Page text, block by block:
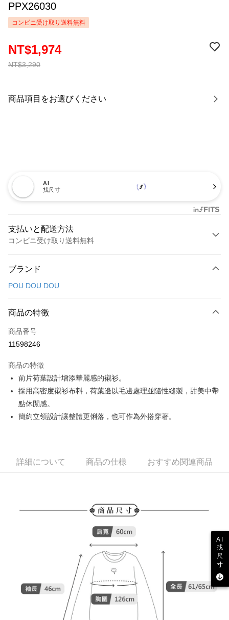
PPX26030
コンビニ受け取り送料無料
NT$3,290
NT$1,974
商品項目をお選びください
AI
找尺寸
支払いと配送方法
コンビニ受け取り送料無料
クレジットカード1回払い
LINE Pay
Apple Pay
Easy Wallet
AFTEE代金後払い
説明
一、 AFTEE代金後払いについて
1.お支払い方法でAFTEE代金後払いを選択すると、携帯電話認証ウィンド
す。
4.ご注文が完了すると、携帯に支払い通知のSMSが届きます。アプリ会員
リをダウンロードして AFTEE 会員になるとお支払い期限を最長 45 日以内
お支払期限は、ショップが請求した期日と、AFTEEで延長できる日数をも
とに計算されます。AFTEEで注文すると、商品を受け取るまで支払い期限
を延長できますが、商品を期限内に受け取れない場合があります（例：予
約商品や商品到着日が比較的遅い商品）。そのため、商品到着の有無に関
わらず、AFTEEで指定された期限内にお支払いください。
ATM払い
全家取貨付款
7-11取貨付款
ブランド
POU DOU DOU
商品の特徴
商品番号
11598246
商品の特徴
前片荷葉設計增添華麗感的襯衫。
採用高密度襯衫布料，荷葉邊以毛邊處理並隨性縫製，甜美中帶
點休閒感。
簡約立領設計讓整體更俐落，也可作為外搭穿著。
詳細について 商品の仕様 おすすめ関連商品
AI
找
尺
寸